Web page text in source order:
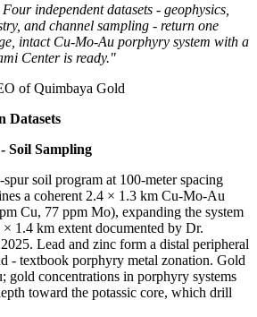
independent datasets - geophysics,
and channel sampling - return one
intact Cu-Mo-Au porphyry system with a
Center is ready."
of Quimbaya Gold
Datasets
Soil Sampling
soil program at 100-meter spacing
a coherent 2.4 × 1.3 km Cu-Mo-Au
Cu, 77 ppm Mo), expanding the system
1.4 km extent documented by Dr.
Lead and zinc form a distal peripheral
- textbook porphyry metal zonation. Gold
gold concentrations in porphyry systems
toward the potassic core, which drill